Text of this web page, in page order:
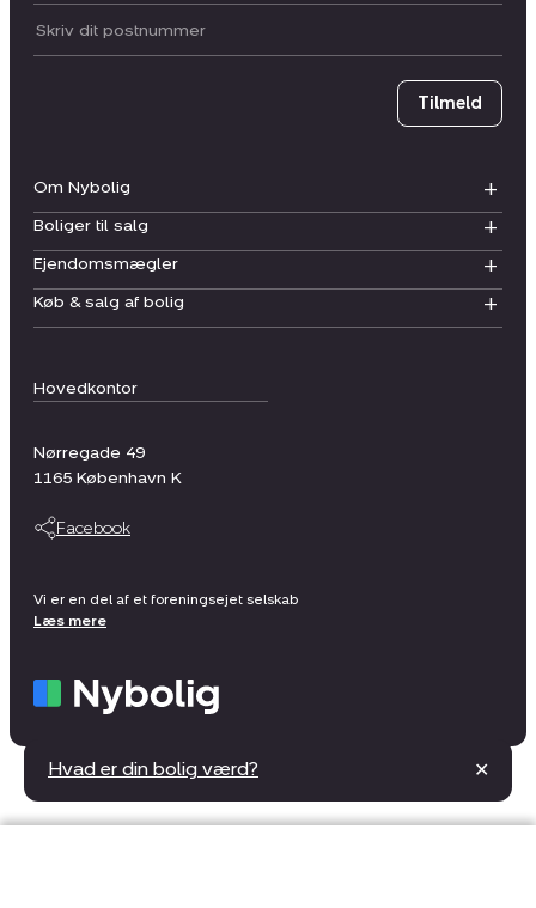
Hovedkontor
Nørregade 49
1165 København K
Facebook
Om Nybolig
Boliger til salg
Ejendomsmægler
Køb & salg af bolig
Postnummer
Tilmeld
Vi er en del af et foreningsejet selskab
Læs mere
Hvad er din bolig værd? ✕